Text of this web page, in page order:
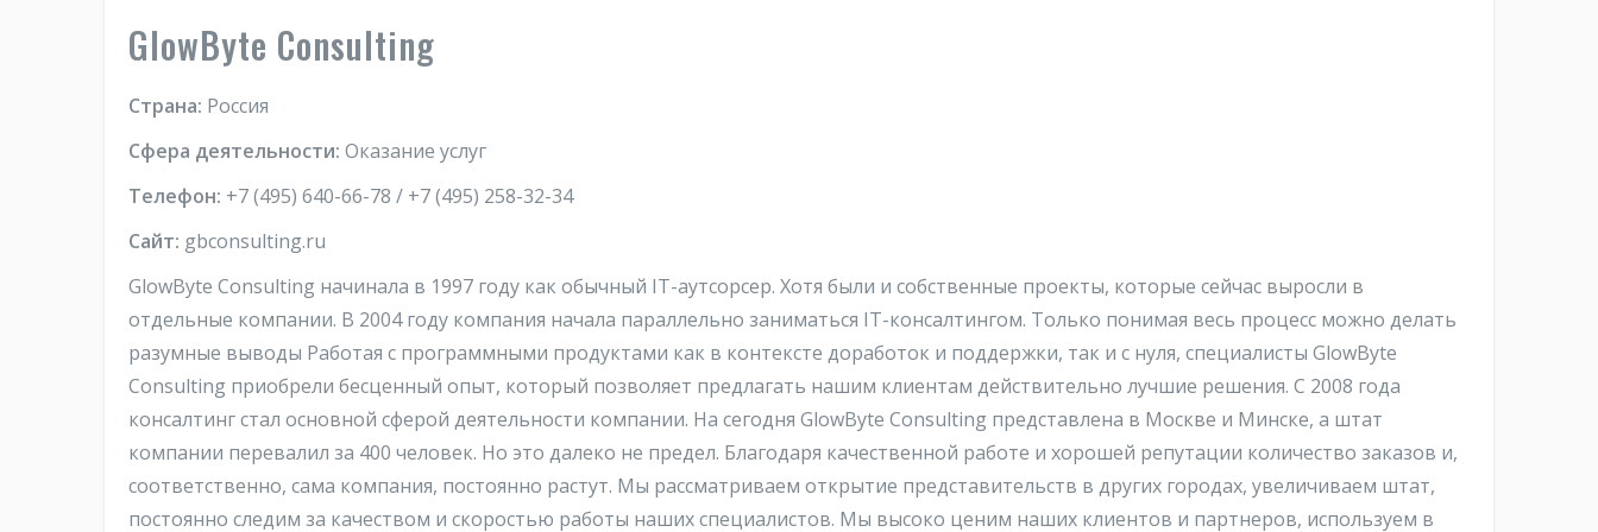
GlowByte Consulting
Страна: Россия
Сфера деятельности: Оказание услуг
Телефон: +7 (495) 640-66-78 / +7 (495) 258-32-34
Сайт: gbconsulting.ru
GlowByte Consulting начинала в 1997 году как обычный IT-аутсорсер. Хотя были и собственные проекты, которые сейчас выросли в
отдельные компании. В 2004 году компания начала параллельно заниматься IT-консалтингом. Только понимая весь процесс можно делать
разумные выводы Работая с программными продуктами как в контексте доработок и поддержки, так и с нуля, специалисты GlowByte
Consulting приобрели бесценный опыт, который позволяет предлагать нашим клиентам действительно лучшие решения. С 2008 года
консалтинг стал основной сферой деятельности компании. На сегодня GlowByte Consulting представлена в Москве и Минске, а штат
компании перевалил за 400 человек. Но это далеко не предел. Благодаря качественной работе и хорошей репутации количество заказов и,
соответственно, сама компания, постоянно растут. Мы рассматриваем открытие представительств в других городах, увеличиваем штат,
постоянно следим за качеством и скоростью работы наших специалистов. Мы высоко ценим наших клиентов и партнеров, используем в